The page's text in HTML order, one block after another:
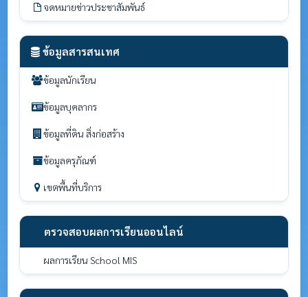
จดหมายข่าวประชาสัมพันธ์
ข้อมูลสารสนเทศ
ข้อมูลนักเรียน
ข้อมูลบุคลากร
ข้อมูลที่ดิน สิ่งก่อสร้าง
ข้อมูลครุภัณฑ์
เขตพื้นที่บริการ
ตรวจสอบผลการเรียนออนไลน์
ผลการเรียน School MIS